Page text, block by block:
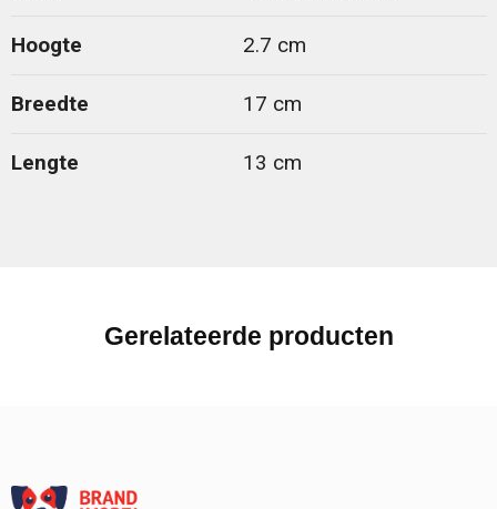
Hoogte 2.7 cm
Breedte 17 cm
Lengte 13 cm
Gerelateerde producten